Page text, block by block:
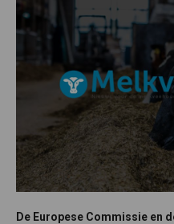
De Europese Commissie en